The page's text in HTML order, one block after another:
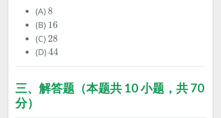
(A) 8
8
(B) 16
16
(C) 28
28
(D)44
44
三、解答题（本题共 10 小题，共 70
分）